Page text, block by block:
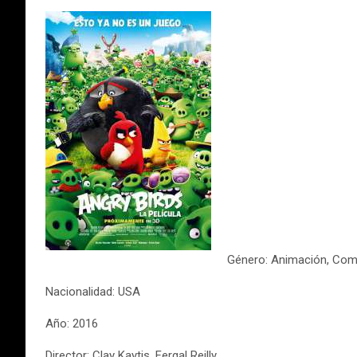
Género: Animación,
Nacionalidad: USA
Año: 2016